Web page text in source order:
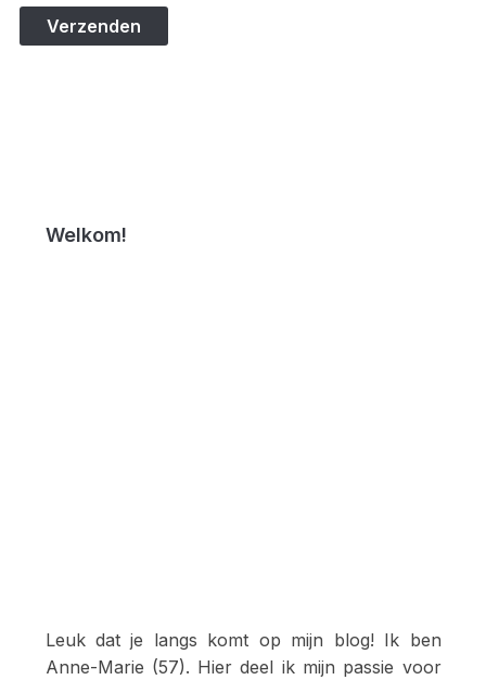
Welkom!
Leuk dat je langs komt op mijn blog! Ik ben
Anne-Marie (57). Hier deel ik mijn passie voor